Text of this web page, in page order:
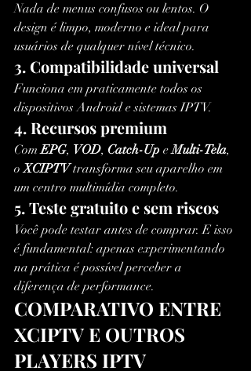
Nada de menus confusos ou lentos. O
design é limpo, moderno e ideal para
usuários de qualquer nível técnico.
3. Compatibilidade universal
Funciona em praticamente todos os
dispositivos Android e sistemas IPTV.
4. Recursos premium
Com EPG, VOD, Catch-Up e Multi-Tela,
o XCIPTV transforma seu aparelho em
um centro multimídia completo.
5. Teste gratuito e sem riscos
Você pode testar antes de comprar. E isso
é fundamental: apenas experimentando
na prática é possível perceber a
diferença de performance.
COMPARATIVO ENTRE
XCIPTV E OUTROS
PLAYERS IPTV